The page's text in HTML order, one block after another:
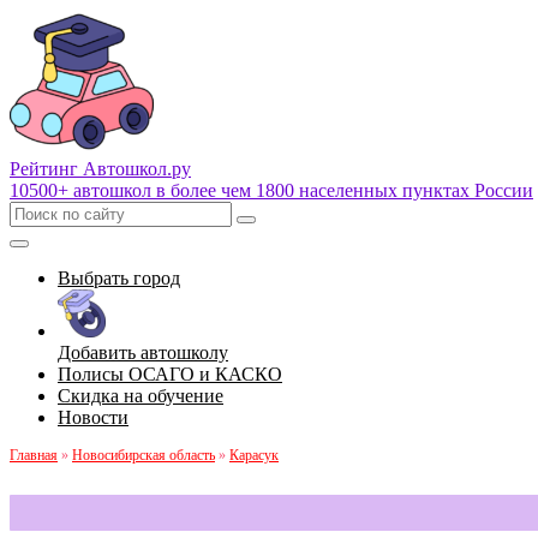
Рейтинг Автошкол.ру
10500+ автошкол в более чем 1800 населенных пунктах России
Выбрать город
Добавить автошколу
Полисы ОСАГО и КАСКО
Скидка на обучение
Новости
Главная » Новосибирская область » Карасук